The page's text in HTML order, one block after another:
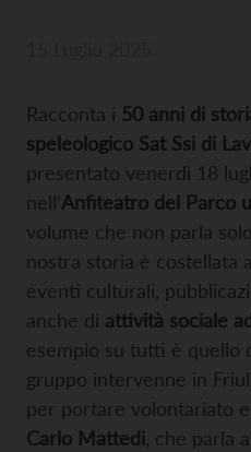
Racconta i 50 anni di
speleologico Sat Ssi di
presentato venerdì 18
nell’Anfiteatro del Parco
volume che non parla
nostra storia è costellata
eventi culturali,
anche di attività sociale
esempio su tutti è quello
gruppo intervenne in
per portare volontariato e
Carlo Mattedi , che parla